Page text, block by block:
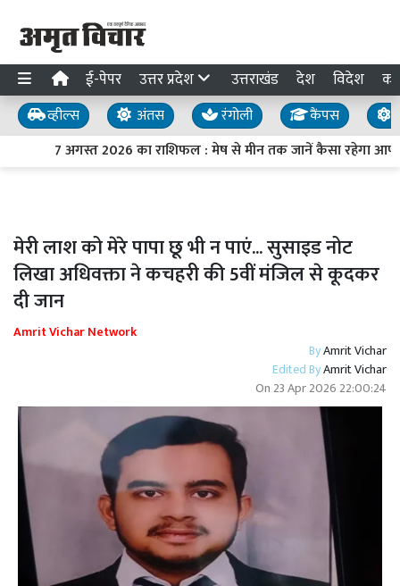
ई-पेपर उत्तर प्रदेश उत्तराखंड देश विदेश
व्हील्स अंतस रंगोली कैंपस
7 अगस्त 2026 का राशिफल : मेष से मीन तक जानें कैसा रहेगा
मेरी लाश को मेरे पापा छू भी न पाएं... सुसाइड नोट
लिखा अधिवक्ता ने कचहरी की 5वीं मंजिल से कूदकर
दी जान
Amrit Vichar Network
ByAmrit Vichar
Edited ByAmrit Vichar
On 23 Apr 2026 22:00:24